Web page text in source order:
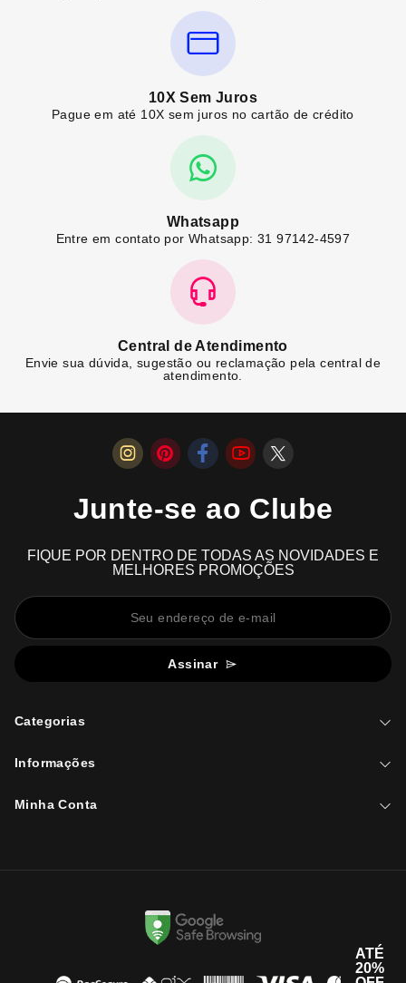
10X Sem Juros
Pague em até 10X sem juros no cartão de crédito
Whatsapp
Entre em contato por Whatsapp: 31 97142-4597
Central de Atendimento
Envie sua dúvida, sugestão ou reclamação pela central de
atendimento.
Junte-se ao Clube
FIQUE POR DENTRO DE TODAS AS NOVIDADES E
MELHORES PROMOÇÕES
Assinar
Categorias
Informações
Minha Conta
ATÉ
20%